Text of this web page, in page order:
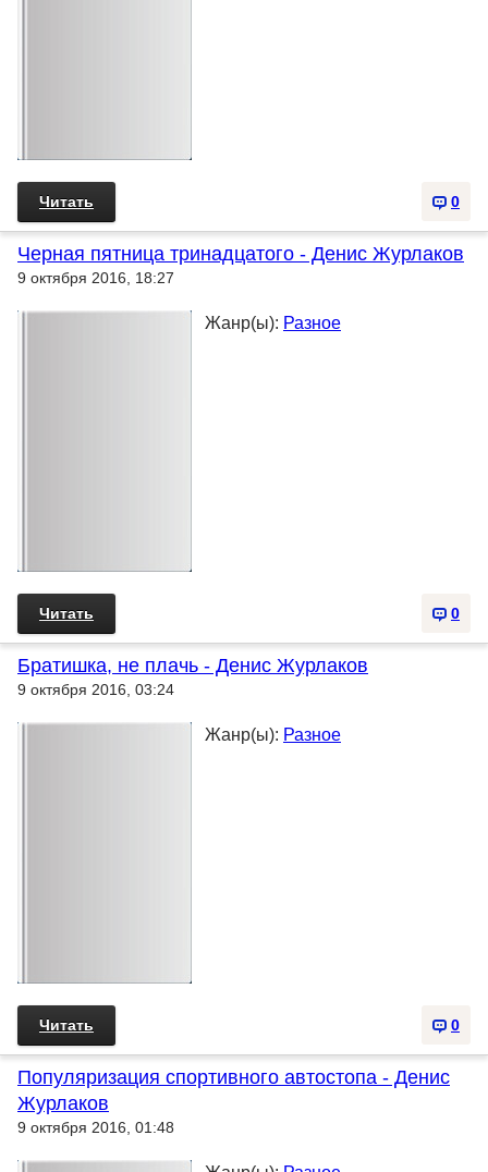
0
Читать
Черная пятница тринадцатого - Денис Журлаков
9 октября 2016, 18:27
Жанр(ы): Разное
0
Читать
Братишка, не плачь - Денис Журлаков
9 октября 2016, 03:24
Жанр(ы): Разное
0
Читать
Популяризация спортивного автостопа - Денис
Журлаков
9 октября 2016, 01:48